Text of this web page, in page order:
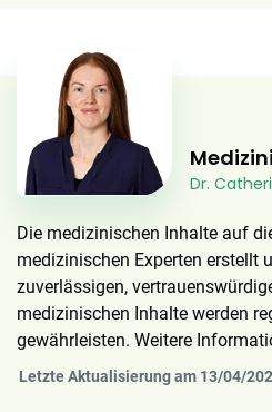
Dr.
Die medizinischen Inhalte auf
medizinischen Experten erstellt
zuverlässigen,
medizinischen Inhalte werden
gewährleisten. Weitere
Letzte Aktualisierung am 13/04/